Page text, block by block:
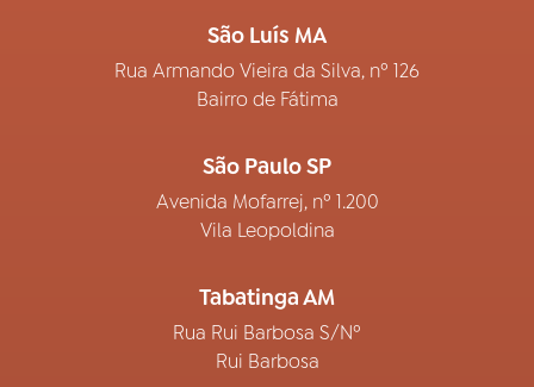
São Luís MA
Rua Armando Vieira da Silva, nº 126
Bairro de Fátima
São Paulo SP
Avenida Mofarrej, nº 1.200
Vila Leopoldina
Tabatinga AM
Rua Rui Barbosa S/Nº
Rui Barbosa